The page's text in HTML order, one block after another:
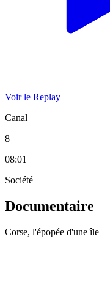
Voir le Replay
Canal
8
08:01
Société
Documentaire
Corse, l'épopée d'une île